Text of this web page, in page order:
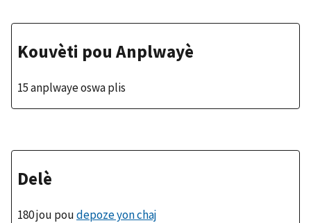
Kouvèti pou Anplwayè
15 anplwaye oswa plis
Delè
180 jou poudepoze yon chaj